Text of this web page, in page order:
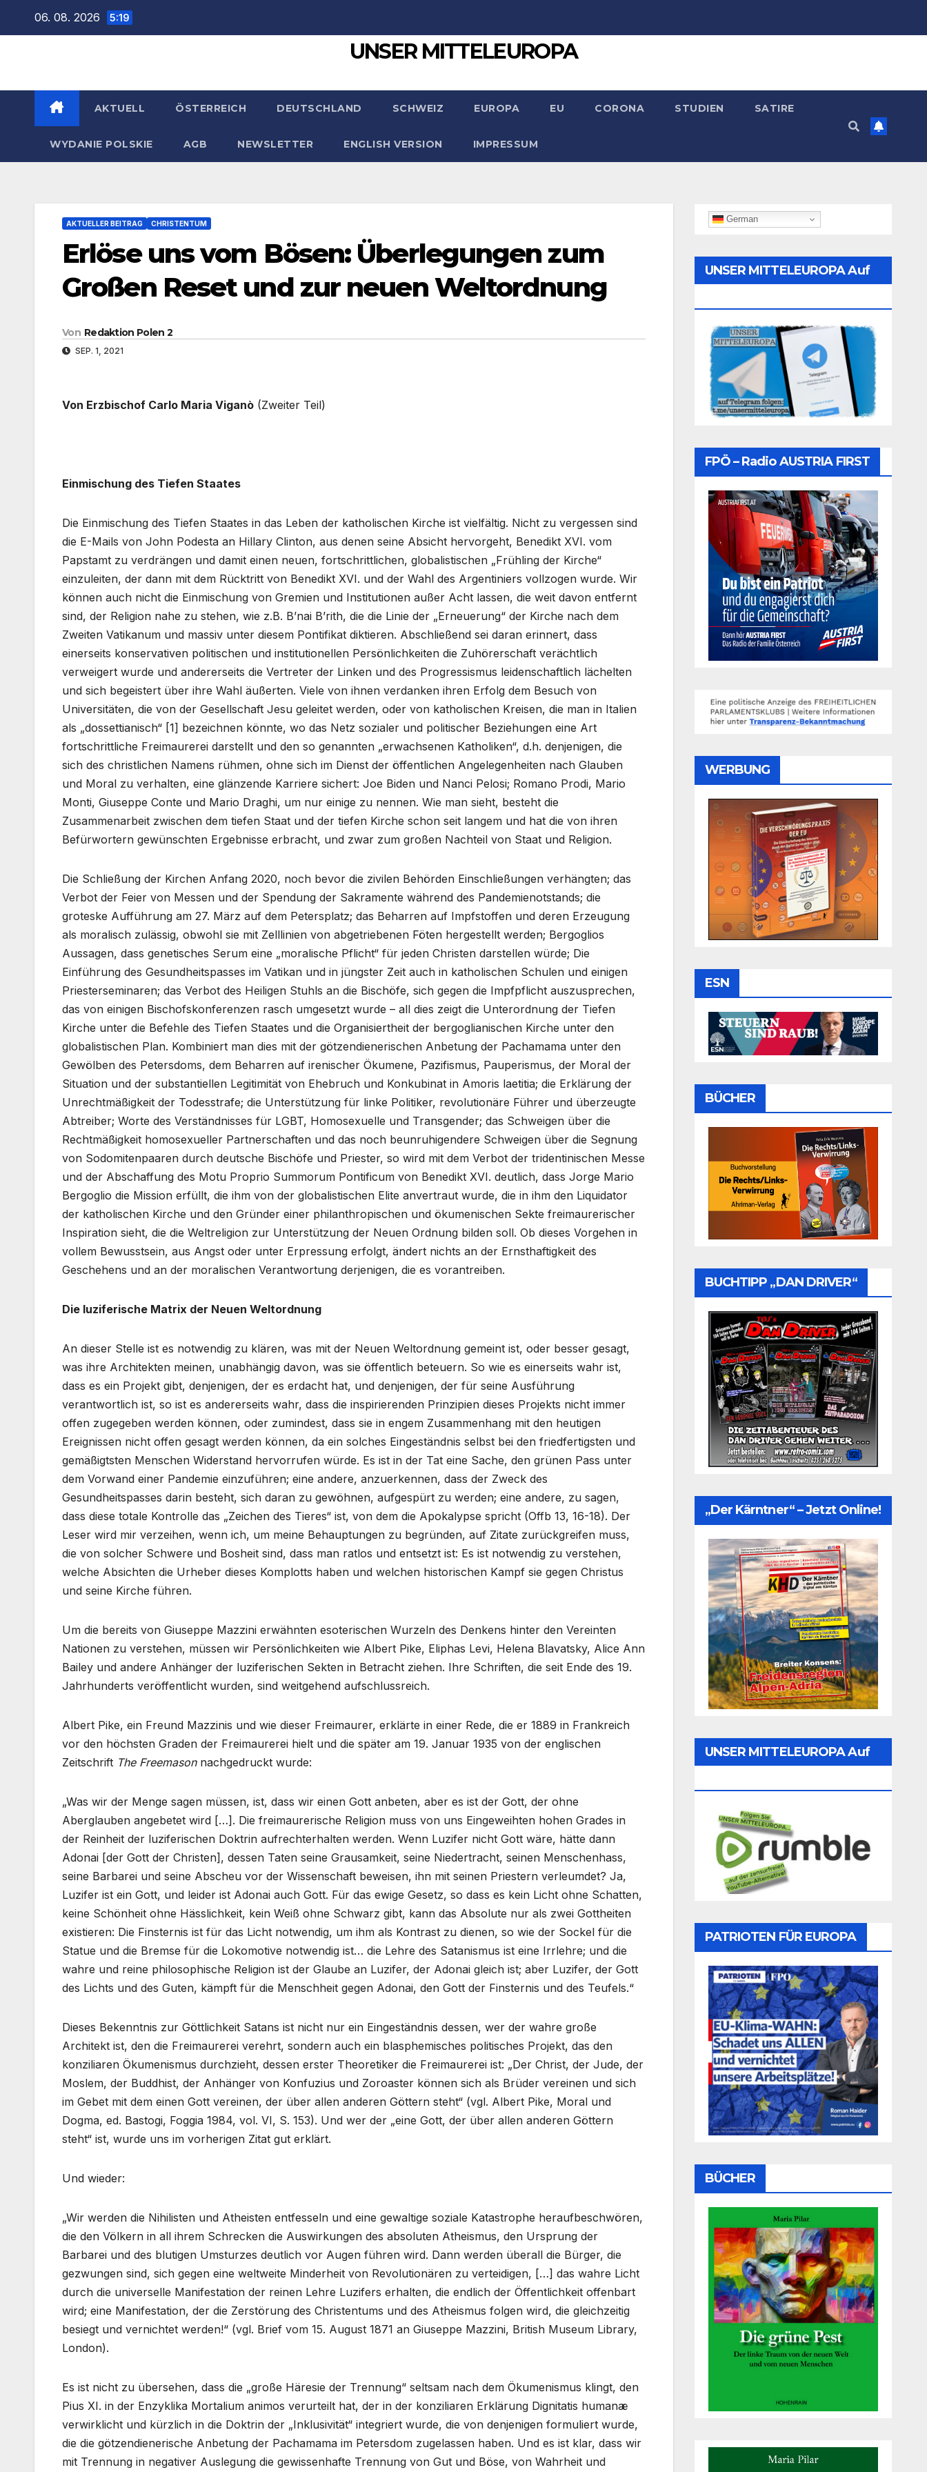
06. 08. 2026 5:19
UNSER MITTELEUROPA
AKTUELL ÖSTERREICH DEUTSCHLAND SCHWEIZ EUROPA EU CORONA STUDIEN SATIRE
WYDANIE POLSKIE AGB NEWSLETTER ENGLISH VERSION IMPRESSUM
AKTUELLER BEITRAG CHRISTENTUM
Erlöse uns vom Bösen: Über­legungen zum
Großen Reset und zur neuen Weltordnung
Von Redaktion Polen 2
SEP. 1, 2021
Von Erzbischof Carlo Maria Viganò (Zweiter Teil)
Einmischung des Tiefen Staates
Die Einmischung des Tiefen Staates in das Leben der katholischen Kirche ist vielfältig. Nicht zu vergessen sind
die E-Mails von John Podesta an Hillary Clinton, aus denen seine Absicht hervorgeht, Benedikt XVI. vom
Papstamt zu verdrängen und damit einen neuen, fortschrittlichen, globalistischen „Frühling der Kirche“
einzuleiten, der dann mit dem Rücktritt von Benedikt XVI. und der Wahl des Argentiniers vollzogen wurde. Wir
können auch nicht die Einmischung von Gremien und Institutionen außer Acht lassen, die weit davon entfernt
sind, der Religion nahe zu stehen, wie z.B. B’nai B’rith, die die Linie der „Erneuerung“ der Kirche nach dem
Zweiten Vatikanum und massiv unter diesem Pontifikat diktieren. Abschließend sei daran erinnert, dass
einerseits konservativen politischen und institutionellen Persönlichkeiten die Zuhörerschaft verächtlich
verweigert wurde und andererseits die Vertreter der Linken und des Progressismus leidenschaftlich lächelten
und sich begeistert über ihre Wahl äußerten. Viele von ihnen verdanken ihren Erfolg dem Besuch von
Universitäten, die von der Gesellschaft Jesu geleitet werden, oder von katholischen Kreisen, die man in Italien
als „dossettianisch“ [1] bezeichnen könnte, wo das Netz sozialer und politischer Beziehungen eine Art
fortschrittliche Freimaurerei darstellt und den so genannten „erwachsenen Katholiken“, d.h. denjenigen, die
sich des christlichen Namens rühmen, ohne sich im Dienst der öffentlichen Angelegenheiten nach Glauben
und Moral zu verhalten, eine glänzende Karriere sichert: Joe Biden und Nanci Pelosi; Romano Prodi, Mario
Monti, Giuseppe Conte und Mario Draghi, um nur einige zu nennen. Wie man sieht, besteht die
Zusammenarbeit zwischen dem tiefen Staat und der tiefen Kirche schon seit langem und hat die von ihren
Befürwortern gewünschten Ergebnisse erbracht, und zwar zum großen Nachteil von Staat und Religion.
Die Schließung der Kirchen Anfang 2020, noch bevor die zivilen Behörden Einschließungen verhängten; das
Verbot der Feier von Messen und der Spendung der Sakramente während des Pandemienotstands; die
groteske Aufführung am 27. März auf dem Petersplatz; das Beharren auf Impfstoffen und deren Erzeugung
als moralisch zulässig, obwohl sie mit Zelllinien von abgetriebenen Föten hergestellt werden; Bergoglios
Aussagen, dass genetisches Serum eine „moralische Pflicht“ für jeden Christen darstellen würde; Die
Einführung des Gesundheitspasses im Vatikan und in jüngster Zeit auch in katholischen Schulen und einigen
Priesterseminaren; das Verbot des Heiligen Stuhls an die Bischöfe, sich gegen die Impfpflicht auszusprechen,
das von einigen Bischofskonferenzen rasch umgesetzt wurde – all dies zeigt die Unterordnung der Tiefen
Kirche unter die Befehle des Tiefen Staates und die Organisiertheit der bergoglianischen Kirche unter den
globalistischen Plan. Kombiniert man dies mit der götzendienerischen Anbetung der Pachamama unter den
Gewölben des Petersdoms, dem Beharren auf irenischer Ökumene, Pazifismus, Pauperismus, der Moral der
Situation und der substantiellen Legitimität von Ehebruch und Konkubinat in Amoris laetitia; die Erklärung der
Unrechtmäßigkeit der Todesstrafe; die Unterstützung für linke Politiker, revolutionäre Führer und überzeugte
Abtreiber; Worte des Verständnisses für LGBT, Homosexuelle und Transgender; das Schweigen über die
Rechtmäßigkeit homosexueller Partnerschaften und das noch beunruhigendere Schweigen über die Segnung
von Sodomitenpaaren durch deutsche Bischöfe und Priester, so wird mit dem Verbot der tridentinischen Messe
und der Abschaffung des Motu Proprio Summorum Pontificum von Benedikt XVI. deutlich, dass Jorge Mario
Bergoglio die Mission erfüllt, die ihm von der globalistischen Elite anvertraut wurde, die in ihm den Liquidator
der katholischen Kirche und den Gründer einer philanthropischen und ökumenischen Sekte freimaurerischer
Inspiration sieht, die die Weltreligion zur Unterstützung der Neuen Ordnung bilden soll. Ob dieses Vorgehen in
vollem Bewusstsein, aus Angst oder unter Erpressung erfolgt, ändert nichts an der Ernsthaftigkeit des
Geschehens und an der moralischen Verantwortung derjenigen, die es vorantreiben.
Die luziferische Matrix der Neuen Weltordnung
An dieser Stelle ist es notwendig zu klären, was mit der Neuen Weltordnung gemeint ist, oder besser gesagt,
was ihre Architekten meinen, unabhängig davon, was sie öffentlich beteuern. So wie es einerseits wahr ist,
dass es ein Projekt gibt, denjenigen, der es erdacht hat, und denjenigen, der für seine Ausführung
verantwortlich ist, so ist es andererseits wahr, dass die inspirierenden Prinzipien dieses Projekts nicht immer
offen zugegeben werden können, oder zumindest, dass sie in engem Zusammenhang mit den heutigen
Ereignissen nicht offen gesagt werden können, da ein solches Eingeständnis selbst bei den friedfertigsten und
gemäßigtsten Menschen Widerstand hervorrufen würde. Es ist in der Tat eine Sache, den grünen Pass unter
dem Vorwand einer Pandemie einzuführen; eine andere, anzuerkennen, dass der Zweck des
Gesundheitspasses darin besteht, sich daran zu gewöhnen, aufgespürt zu werden; eine andere, zu sagen,
dass diese totale Kontrolle das „Zeichen des Tieres“ ist, von dem die Apokalypse spricht (Offb 13, 16-18). Der
Leser wird mir verzeihen, wenn ich, um meine Behauptungen zu begründen, auf Zitate zurückgreifen muss,
die von solcher Schwere und Bosheit sind, dass man ratlos und entsetzt ist: Es ist notwendig zu verstehen,
welche Absichten die Urheber dieses Komplotts haben und welchen historischen Kampf sie gegen Christus
und seine Kirche führen.
Um die bereits von Giuseppe Mazzini erwähnten esoterischen Wurzeln des Denkens hinter den Vereinten
Nationen zu verstehen, müssen wir Persönlichkeiten wie Albert Pike, Eliphas Levi, Helena Blavatsky, Alice Ann
Bailey und andere Anhänger der luziferischen Sekten in Betracht ziehen. Ihre Schriften, die seit Ende des 19.
Jahrhunderts veröffentlicht wurden, sind weitgehend aufschlussreich.
Albert Pike, ein Freund Mazzinis und wie dieser Freimaurer, erklärte in einer Rede, die er 1889 in Frankreich
vor den höchsten Graden der Freimaurerei hielt und die später am 19. Januar 1935 von der englischen
Zeitschrift The Freemasonnachgedruckt wurde:
„Was wir der Menge sagen müssen, ist, dass wir einen Gott anbeten, aber es ist der Gott, der ohne
Aberglauben angebetet wird […]. Die freimaurerische Religion muss von uns Eingeweihten hohen Grades in
der Reinheit der luziferischen Doktrin aufrechterhalten werden. Wenn Luzifer nicht Gott wäre, hätte dann
Adonai [der Gott der Christen], dessen Taten seine Grausamkeit, seine Niedertracht, seinen Menschenhass,
seine Barbarei und seine Abscheu vor der Wissenschaft beweisen, ihn mit seinen Priestern verleumdet? Ja,
Luzifer ist ein Gott, und leider ist Adonai auch Gott. Für das ewige Gesetz, so dass es kein Licht ohne Schatten,
keine Schönheit ohne Hässlichkeit, kein Weiß ohne Schwarz gibt, kann das Absolute nur als zwei Gottheiten
existieren: Die Finsternis ist für das Licht notwendig, um ihm als Kontrast zu dienen, so wie der Sockel für die
Statue und die Bremse für die Lokomotive notwendig ist… die Lehre des Satanismus ist eine Irrlehre; und die
wahre und reine philosophische Religion ist der Glaube an Luzifer, der Adonai gleich ist; aber Luzifer, der Gott
des Lichts und des Guten, kämpft für die Menschheit gegen Adonai, den Gott der Finsternis und des Teufels.“
Dieses Bekenntnis zur Göttlichkeit Satans ist nicht nur ein Eingeständnis dessen, wer der wahre große
Architekt ist, den die Freimaurerei verehrt, sondern auch ein blasphemisches politisches Projekt, das den
konziliaren Ökumenismus durchzieht, dessen erster Theoretiker die Freimaurerei ist: „Der Christ, der Jude, der
Moslem, der Buddhist, der Anhänger von Konfuzius und Zoroaster können sich als Brüder vereinen und sich
im Gebet mit dem einen Gott vereinen, der über allen anderen Göttern steht“ (vgl. Albert Pike, Moral und
Dogma, ed. Bastogi, Foggia 1984, vol. VI, S. 153). Und wer der „eine Gott, der über allen anderen Göttern
steht“ ist, wurde uns im vorherigen Zitat gut erklärt.
Und wieder:
„Wir werden die Nihilisten und Atheisten entfesseln und eine gewaltige soziale Katastrophe heraufbeschwören,
die den Völkern in all ihrem Schrecken die Auswirkungen des absoluten Atheismus, den Ursprung der
Barbarei und des blutigen Umsturzes deutlich vor Augen führen wird. Dann werden überall die Bürger, die
gezwungen sind, sich gegen eine weltweite Minderheit von Revolutionären zu verteidigen, […] das wahre Licht
durch die universelle Manifestation der reinen Lehre Luzifers erhalten, die endlich der Öffentlichkeit offenbart
wird; eine Manifestation, der die Zerstörung des Christentums und des Atheismus folgen wird, die gleichzeitig
besiegt und vernichtet werden!“ (vgl. Brief vom 15. August 1871 an Giuseppe Mazzini, British Museum Library,
London).
Es ist nicht zu übersehen, dass die „große Häresie der Trennung“ seltsam nach dem Ökumenismus klingt, den
Pius XI. in der Enzyklika Mortalium animos verurteilt hat, der in der konziliaren Erklärung Dignitatis humanæ
verwirklicht und kürzlich in die Doktrin der „Inklusivität“ integriert wurde, die von denjenigen formuliert wurde,
die die götzendienerische Anbetung der Pachamama im Petersdom zugelassen haben. Und es ist klar, dass wir
mit Trennung in negativer Auslegung die gewissenhafte Trennung von Gut und Böse, von Wahrheit und
German
UNSER MITTELEUROPA Auf
FPÖ – Radio AUSTRIA FIRST
WERBUNG
ESN
BÜCHER
BUCHTIPP „DAN DRIVER“
„Der Kärntner“ – Jetzt Online!
UNSER MITTELEUROPA Auf
PATRIOTEN FÜR EUROPA
BÜCHER